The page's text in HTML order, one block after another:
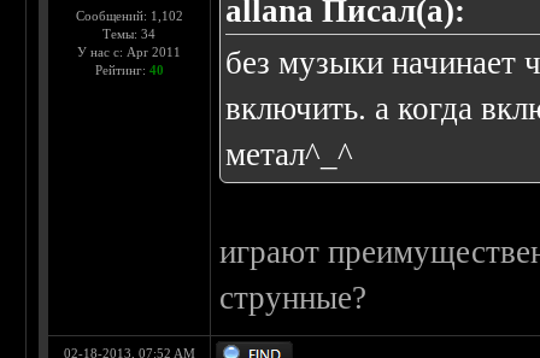
Сообщений: 1,102
Темы: 34
У нас с: Apr 2011
Рейтинг: 40
allana Писал(а):
без музыки начинает
включить. а когда
метал^_^
играют
струнные?
02-18-2013, 07:52 AM